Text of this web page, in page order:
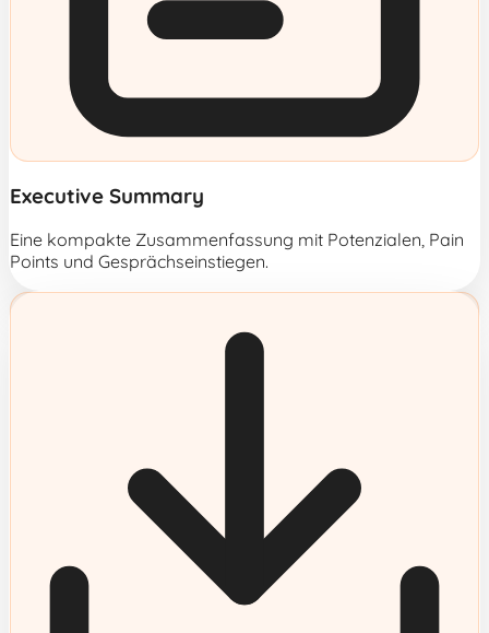
Executive Summary
Eine kompakte Zusammenfassung mit Potenzialen, Pain
Points und Gesprächseinstiegen.